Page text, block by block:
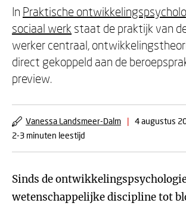
In Praktische
sociaal werk staat de praktijk van
werker centraal,
direct gekoppeld aan de
preview.
Vanessa Landsmeer-Dalm | 4 augustus
2-3 minuten leestijd
Sinds de
wetenschappelijke discipline tot